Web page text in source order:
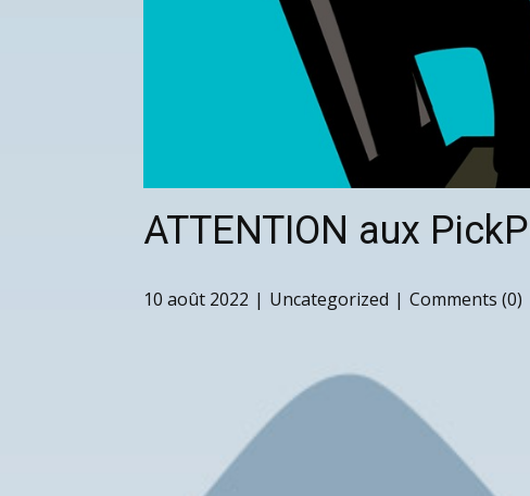
ATTENTION aux
10 août 2022 Uncategorized Comments (0)